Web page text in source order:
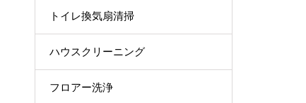
トイレ換気扇清掃
ハウスクリーニング
フロアー洗浄